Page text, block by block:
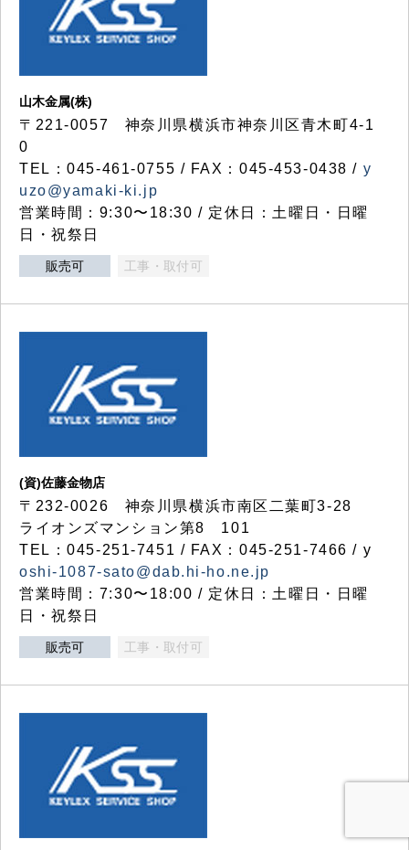
山木金属(株)
〒221-0057 神奈川県横浜市神奈川区青木町4-1
0
TEL：045-461-0755 / FAX：045-453-0438 / y
uzo@yamaki-ki.jp
営業時間：9:30〜18:30 / 定休日：土曜日・日曜
日・祝祭日
販売可 工事・取付可
(資)佐藤金物店
〒232-0026 神奈川県横浜市南区二葉町3-28
ライオンズマンション第8 101
TEL：045-251-7451 / FAX：045-251-7466 / y
oshi-1087-sato@dab.hi-ho.ne.jp
営業時間：7:30〜18:00 / 定休日：土曜日・日曜
日・祝祭日
販売可 工事・取付可